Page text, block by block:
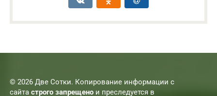
© 2026 Две Сотки. Копирование информации с
сайта строго запрещено и преследуется в